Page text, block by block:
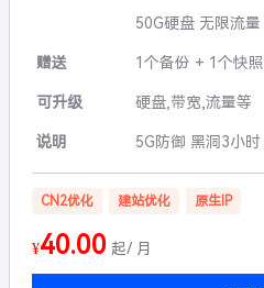
50G硬盘 无限流量
赠送 1个备份 + 1个快照
可升级 硬盘,带宽,流量等
说明 5G防御 黑洞3小时
CN2优化 建站优化 原生IP
¥40.00 起/ 月